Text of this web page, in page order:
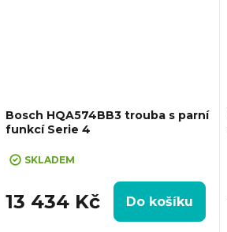
Bosch HQA574BB3 trouba s parní
funkcí Serie 4
SKLADEM
13 434 Kč Do košíku